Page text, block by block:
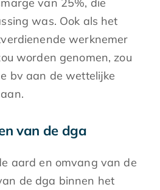
van 25%, die
was. Ook als het
werknemer
worden genomen, zou
bv aan de wettelijke
van de dga
aard en omvang van de
de dga binnen het